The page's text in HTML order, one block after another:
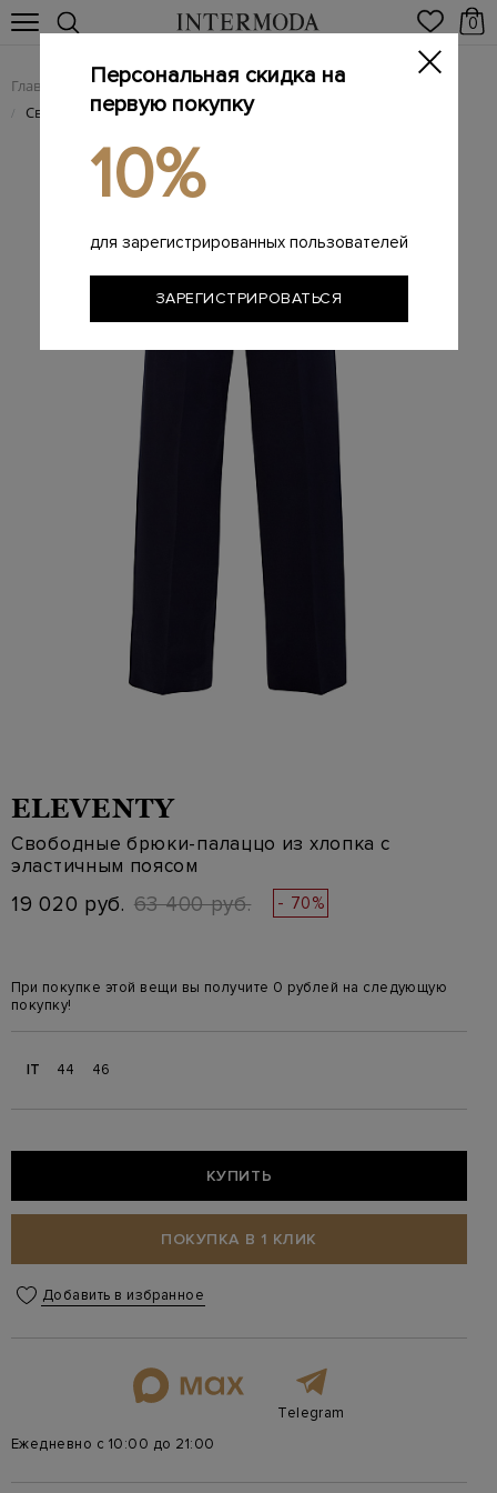
0
Главная Женщинам / Женская одежда / Женские брюки
/ Свободные брюки-палаццо из хлопка с эластичным поясом
ELEVENTY
Свободные брюки-палаццо из хлопка с
эластичным поясом
19 020 руб. 63 400 руб. - 70%
При покупке этой вещи вы получите 0 рублей на следующую
покупку!
IT 44 46
КУПИТЬ
ПОКУПКА В 1 КЛИК
Добавить в избранное
Telegram
Ежедневно с 10:00 до 21:00
Персональная скидка на
первую покупку
10%
для зарегистрированных пользователей
ЗАРЕГИСТРИРОВАТЬСЯ